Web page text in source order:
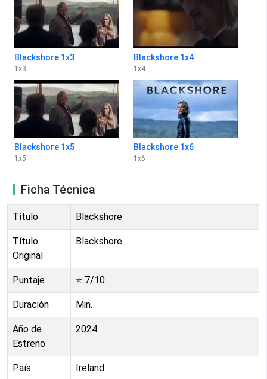
Blackshore 1x3
1 x3
Blackshore 1x4
1 x4
Blackshore 1x5
1 x5
Blackshore 1x6
1 x6
Ficha Técnica
Título Blackshore
Título
Original
Blackshore
Puntaje ⭐ 7/10
Duración Min.
Año de
Estreno
2024
País Ireland